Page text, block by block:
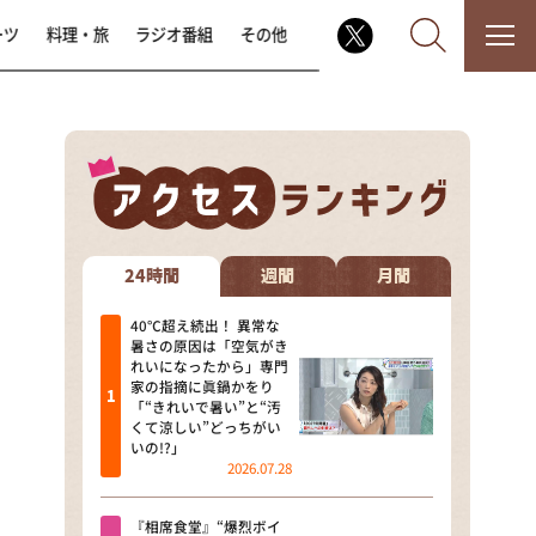
なるみ・岡村の過ぎるTV
相席食堂
これ余談なんですけど・・・
～人生密着トークバラエティ！
～ やすとものいたって真剣です
探偵！ナイトスクープ
news おかえり
料理・旅 ラジオ番組 その他
24時間 週間 月間
40℃超え続出！ 異常な
暑さの原因は「空気がき
れいになったから」専門
家の指摘に眞鍋かをり
「“きれいで暑い”と“汚
くて涼しい”どっちがい
いの!?」
2026.07.28
『相席食堂』“爆烈ボイ